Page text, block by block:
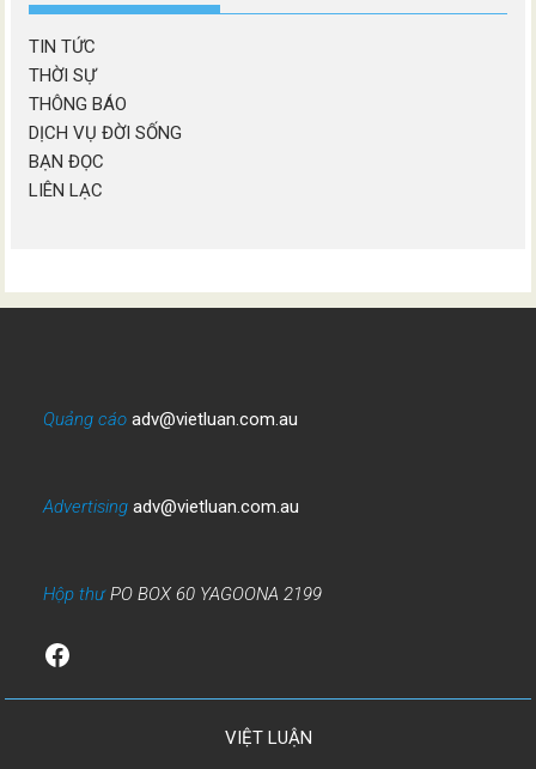
TIN TỨC
THỜI SỰ
THÔNG BÁO
DỊCH VỤ ĐỜI SỐNG
BẠN ĐỌC
LIÊN LẠC
Quảng cáo adv@vietluan.com.au
Advertising adv@vietluan.com.au
Hộp thưPO BOX 60 YAGOONA 2199
Facebook
VIỆT LUẬN